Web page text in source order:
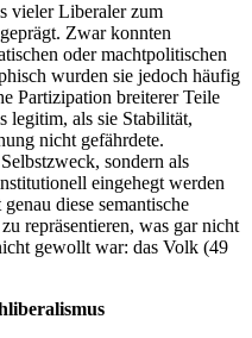
vieler Liberaler zum
Zwar konnten
oder machtpolitischen
wurden sie jedoch häufig
Partizipation breiterer Teile
legitim, als sie Stabilität,
nicht gefährdete.
sondern als
eingehegt werden
diese semantische
repräsentieren, was gar nicht
gewollt war: das Volk (49